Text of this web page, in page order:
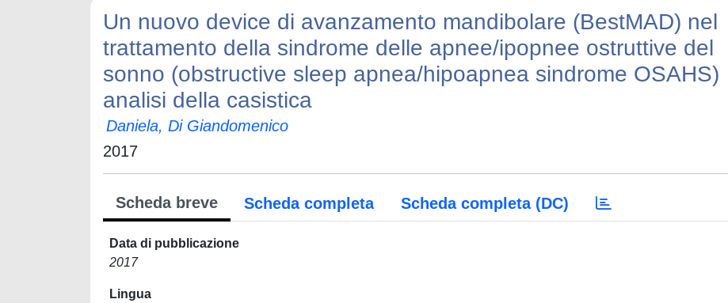
Un nuovo device di avanzamento mandibolare (BestMAD) nel
trattamento della sindrome delle apnee/ipopnee ostruttive del
sonno (obstructive sleep apnea/hipoapnea sindrome OSAHS)
analisi della casistica
Daniela, Di Giandomenico
2017
Scheda breve Scheda completa Scheda completa (DC)
Data di pubblicazione
2017
Lingua